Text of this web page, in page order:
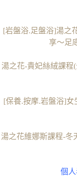
[岩盤浴.足盤浴]湯之
享～足
湯之花-貴妃絲絨課程
[保養.按摩.岩盤浴]女
湯之花維娜斯課程-冬
個